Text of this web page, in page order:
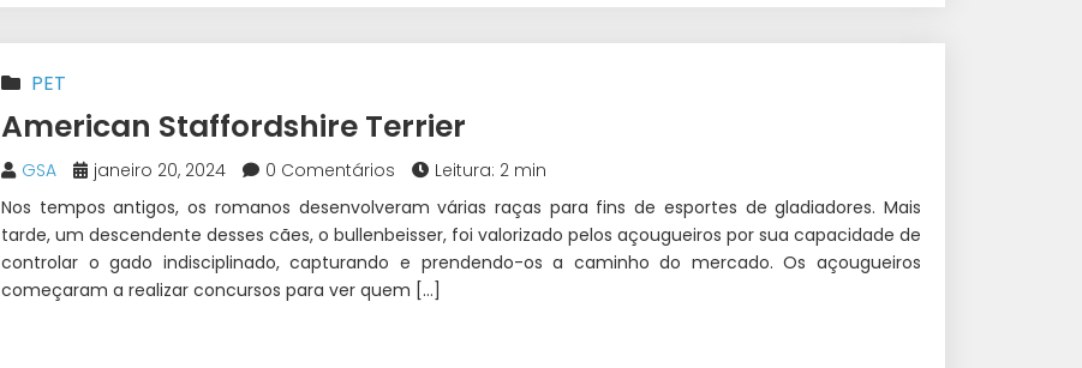
PET
American Staffordshire Terrier
GSA janeiro 20, 2024 0 Comentários
Leitura: 2 min
Nos tempos antigos, os romanos desenvolveram várias raças para fins de esportes de gladiadores. Mais
tarde, um descendente desses cães, o bullenbeisser, foi valorizado pelos açougueiros por sua capacidade de
controlar o gado indisciplinado, capturando e prendendo-os a caminho do mercado. Os açougueiros
começaram a realizar concursos para ver quem […]